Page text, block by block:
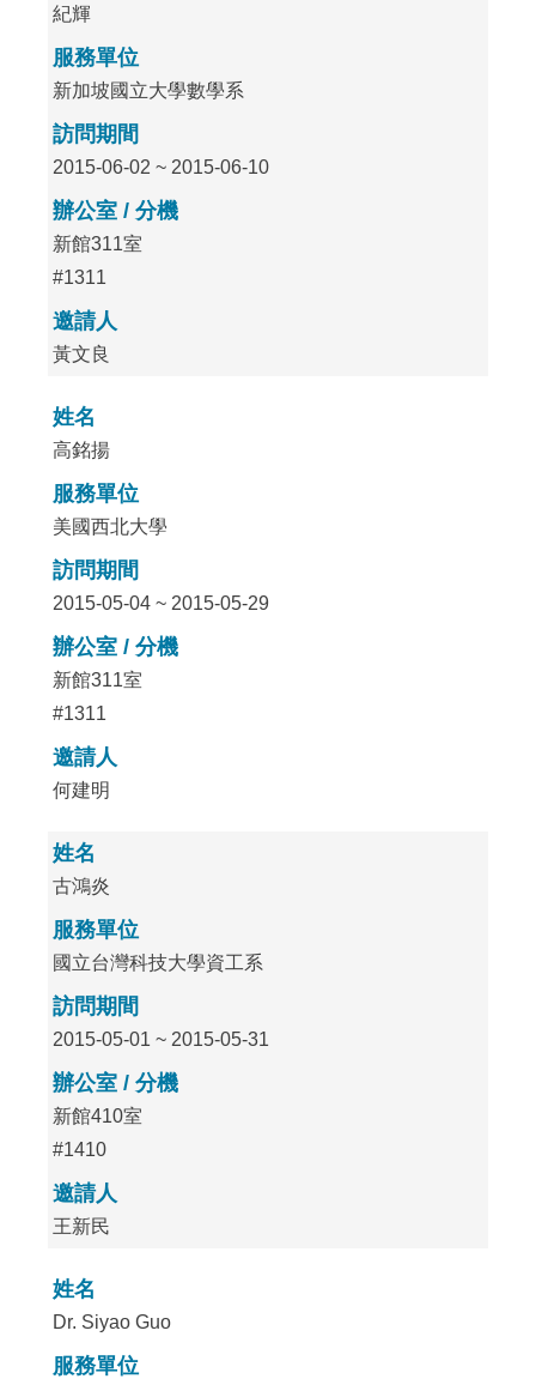
紀輝
服務單位
新加坡國立大學數學系
訪問期間
2015-06-02 ~ 2015-06-10
辦公室 / 分機
新館311室
#1311
邀請人
黃文良
姓名
高銘揚
服務單位
美國西北大學
訪問期間
2015-05-04 ~ 2015-05-29
辦公室 / 分機
新館311室
#1311
邀請人
何建明
姓名
古鴻炎
服務單位
國立台灣科技大學資工系
訪問期間
2015-05-01 ~ 2015-05-31
辦公室 / 分機
新館410室
#1410
邀請人
王新民
姓名
Dr. Siyao Guo
服務單位